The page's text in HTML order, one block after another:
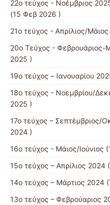
22ο τεύχος - Νοέμβριος
(15 Φεβ 2026 )
21ο τεύχος - Απρίλιος/Μάιος
20ο Τεύχος - Φεβρουάριος-
2025 )
19ο τεύχος – Ιανουαρίου
18ο τεύχος - Νοεμβρίου/
2025 )
17ο τεύχος – Σεπτέμβριος/
2024 )
16ο τεύχος - Μάιος/Ιούνιος
15o τεύχος – Απρίλιος 2024
14o τεύχος – Μάρτιος 2024
13o τεύχος – Φεβρούαριος